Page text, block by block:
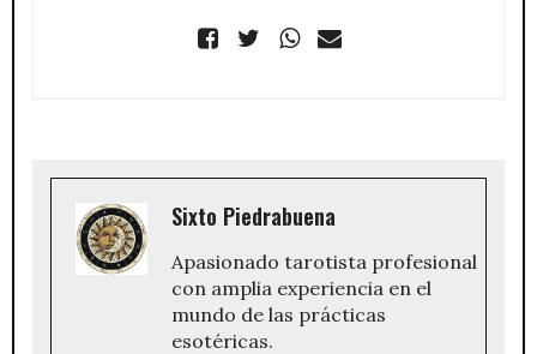
Sixto Piedrabuena
Apasionado tarotista profesional
con amplia experiencia en el
mundo de las prácticas
esotéricas.